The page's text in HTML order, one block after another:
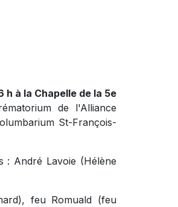
h à la Chapelle de la 5e
de l'Alliance
St-François-
: André Lavoie (Hélène
feu Romuald (feu